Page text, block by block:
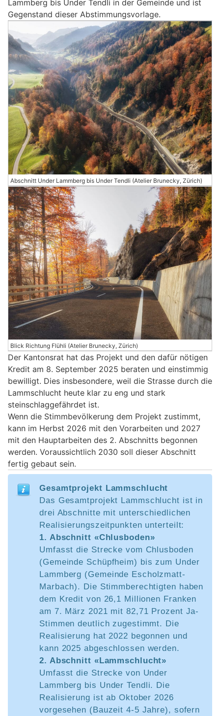
Lammberg bis Under Tendli in der Gemeinde und ist
Gegenstand dieser Abstimmungsvorlage.
Abschnitt Under Lammberg bis Under Tendli (Atelier Brunecky, Zürich)
Blick Richtung Flühli (Atelier Brunecky, Zürich)
Der Kantonsrat hat das Projekt und den dafür nötigen
Kredit am 8. September 2025 beraten und einstimmig
bewilligt. Dies insbesondere, weil die Strasse durch die
Lammschlucht heute klar zu eng und stark
steinschlaggefährdet ist.
Wenn die Stimmbevölkerung dem Projekt zustimmt,
kann im Herbst 2026 mit den Vorarbeiten und 2027
mit den Hauptarbeiten des 2. Abschnitts begonnen
werden. Voraussichtlich 2030 soll dieser Abschnitt
fertig gebaut sein.
Gesamtprojekt Lammschlucht
Das Gesamtprojekt Lammschlucht ist in
drei Abschnitte mit unterschiedlichen
Realisierungszeitpunkten unterteilt:
1. Abschnitt «Chlusboden»
Umfasst die Strecke vom Chlusboden
(Gemeinde Schüpfheim) bis zum Under
Lammberg (Gemeinde Escholzmatt-
Marbach). Die Stimmberechtigten haben
dem Kredit von 26,1 Millionen Franken
am 7. März 2021 mit 82,71 Prozent Ja-
Stimmen deutlich zugestimmt. Die
Realisierung hat 2022 begonnen und
kann 2025 abgeschlossen werden.
2. Abschnitt «Lammschlucht»
Umfasst die Strecke von Under
Lammberg bis Under Tendli. Die
Realisierung ist ab Oktober 2026
vorgesehen (Bauzeit 4-5 Jahre), sofern